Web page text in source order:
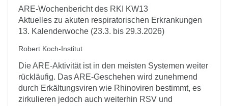
ARE-Wochenbericht des RKI KW13
Aktuelles zu akuten respiratorischen Erkrankungen
13. Kalenderwoche (23.3. bis 29.3.2026)
Robert Koch-Institut
Die ARE-Aktivität ist in den meisten Systemen weiter
rückläufig. Das ARE-Geschehen wird zunehmend
durch Erkältungsviren wie Rhinoviren bestimmt, es
zirkulieren jedoch auch weiterhin RSV und